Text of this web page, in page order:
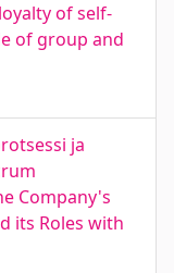
of self-
of group and
ja
Company's
its Roles with